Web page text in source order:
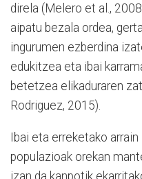
direla (Melero et al.,
aipatu bezala ordea,
ingurumen ezberdina
edukitzea eta ibai
betetzea elikaduraren
Rodriguez, 2015).
Ibai eta erreketako
populazioak orekan
izan da kanpotik